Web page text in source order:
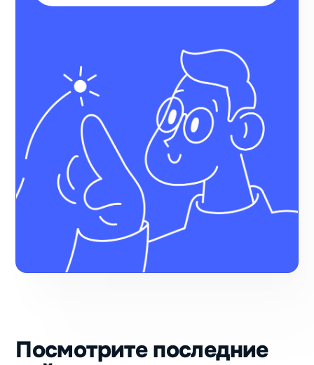
за месяц выросло
количество
переходов на сайт
из ВКонтакте
после запуска бота
Виктория
Салихова
Школа
шитья
Garment
School
100
получили
после запуска
Посмотрите последние